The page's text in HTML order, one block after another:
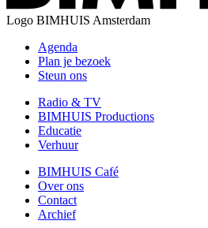
Logo BIMHUIS Amsterdam
Agenda
Plan je bezoek
Steun ons
Radio & TV
BIMHUIS Productions
Educatie
Verhuur
BIMHUIS Café
Over ons
Contact
Archief